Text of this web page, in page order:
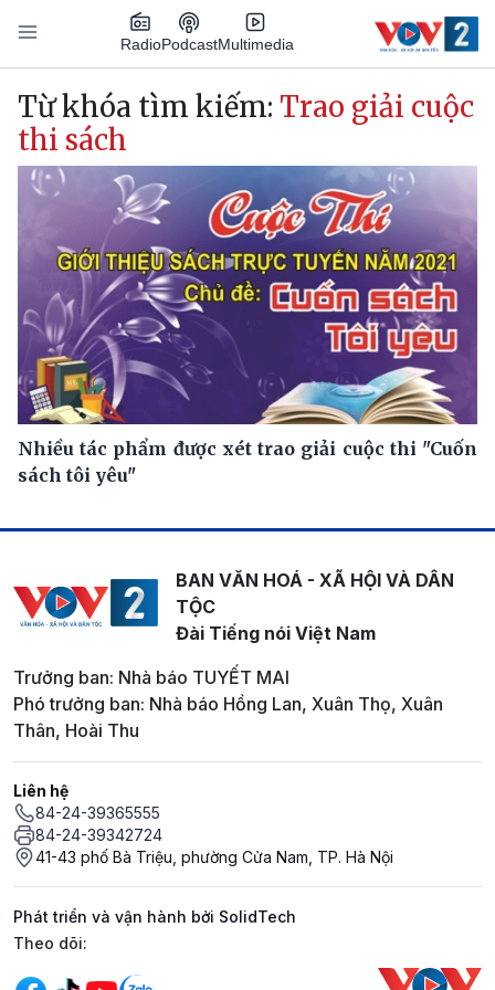
Nhảy đến nội dung
RadioPodcastMultimedia
Main navigation
Từ khóa tìm kiếm: Trao giải cuộc
thi sách
Nhiều tác phẩm được xét trao giải cuộc thi "Cuốn
sách tôi yêu"
BAN VĂN HOÁ - XÃ HỘI VÀ DÂN
TỘC
Đài Tiếng nói Việt Nam
Trưởng ban: Nhà báo TUYẾT MAI
Phó trưởng ban: Nhà báo Hồng Lan, Xuân Thọ, Xuân
Thân, Hoài Thu
Liên hệ
84-24-39365555
84-24-39342724
41-43 phố Bà Triệu, phường Cửa Nam, TP. Hà Nội
Phát triển và vận hành bởi SolidTech
Mạng xã hội
Theo dõi: